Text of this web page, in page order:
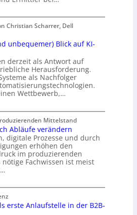
Christian Scharrer, Dell
unbequemer) Blick auf KI-
derzeit als Antwort auf
Herausforderung.
als Nachfolger
Wettbewerb,…
Mittelstand
Abläufe verändern
digitale Prozesse und durch
erhöhen den
im produzierenden
Fachwissen ist meist
erste Anlaufstelle in der B2B-